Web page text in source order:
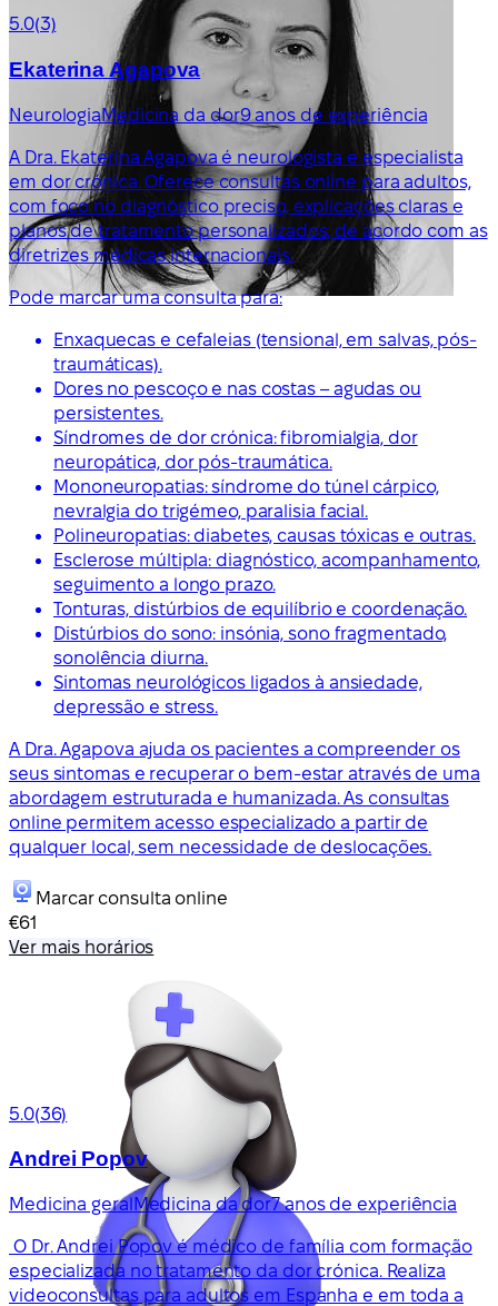
5.0(3)
Ekaterina Agapova
NeurologiaMedicina da dor9 anos de experiência
A Dra. Ekaterina Agapova é neurologista e especialista
em dor crónica. Oferece consultas online para adultos,
com foco no diagnóstico preciso, explicações claras e
planos de tratamento personalizados, de acordo com as
diretrizes médicas internacionais.
Pode marcar uma consulta para:
Enxaquecas e cefaleias (tensional, em salvas, pós-
traumáticas).
Dores no pescoço e nas costas – agudas ou
persistentes.
Síndromes de dor crónica: fibromialgia, dor
neuropática, dor pós-traumática.
Mononeuropatias: síndrome do túnel cárpico,
nevralgia do trigémeo, paralisia facial.
Polineuropatias: diabetes, causas tóxicas e outras.
Esclerose múltipla: diagnóstico, acompanhamento,
seguimento a longo prazo.
Tonturas, distúrbios de equilíbrio e coordenação.
Distúrbios do sono: insónia, sono fragmentado,
sonolência diurna.
Sintomas neurológicos ligados à ansiedade,
depressão e stress.
A Dra. Agapova ajuda os pacientes a compreender os
seus sintomas e recuperar o bem-estar através de uma
abordagem estruturada e humanizada. As consultas
online permitem acesso especializado a partir de
qualquer local, sem necessidade de deslocações.
Marcar consulta online
€61
Ver mais horários
5.0(36)
Andrei Popov
Medicina geral Medicina da dor7 anos de experiência
O Dr. Andrei Popov é médico de família com formação
especializada no tratamento da dor crónica. Realiza
videoconsultas para adultos em Espanha e em toda a